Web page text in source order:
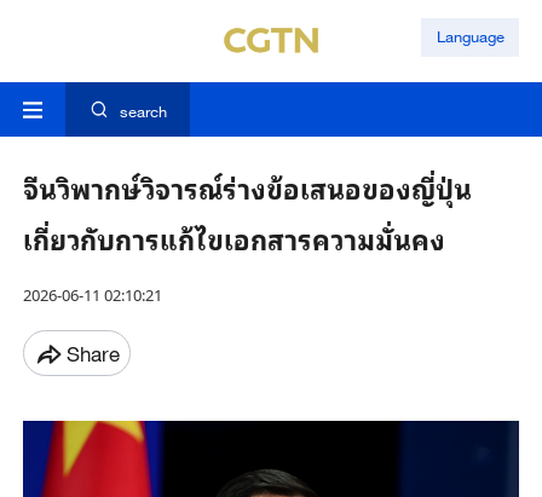
Language
search
จีนวิพากษ์วิจารณ์ร่างข้อเสนอของญี่ปุ่น
เกี่ยวกับการแก้ไขเอกสารความมั่นคง
2026-06-11 02:10:21
Share